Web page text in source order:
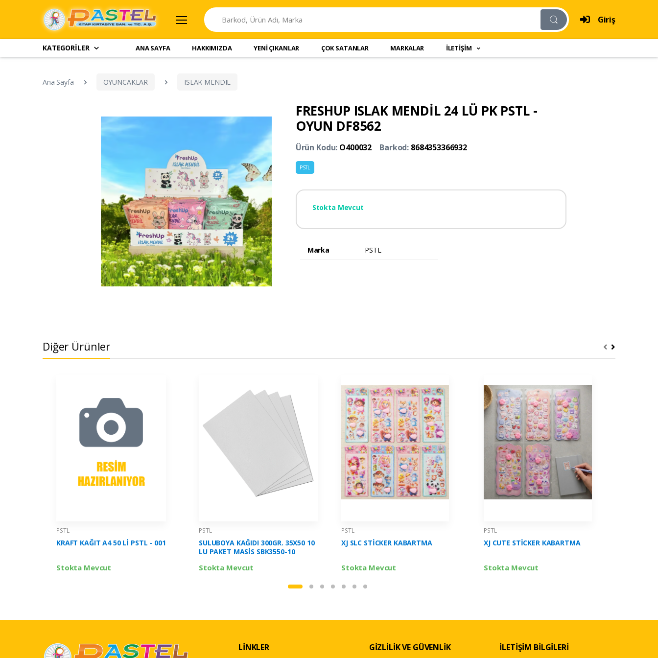
Giriş
KATEGORİLER ANA SAYFA HAKKIMIZDA YENİ ÇIKANLAR ÇOK SATANLAR MARKALAR İLETİŞİM
Ana Sayfa OYUNCAKLAR ISLAK MENDIL
FRESHUP ISLAK MENDİL 24 LÜ PK PSTL -
OYUN DF8562
Ürün Kodu: O400032 Barkod: 8684353366932
PSTL
Stokta Mevcut
Marka PSTL
Diğer Ürünler
PSTL
KRAFT KAĞIT A4 50 Lİ PSTL - 001
Stokta Mevcut
PSTL
SULUBOYA KAĞIDI 300GR. 35X50 10
LU PAKET MASİS SBK3550-10
Stokta Mevcut
PSTL
XJ SLC STİCKER KABARTMA
Stokta Mevcut
PSTL
XJ CUTE STİCKER KABARTMA
Stokta Mevcut
LİNKLER GİZLİLİK VE GÜVENLİK İLETİŞİM BİLGİLERİ